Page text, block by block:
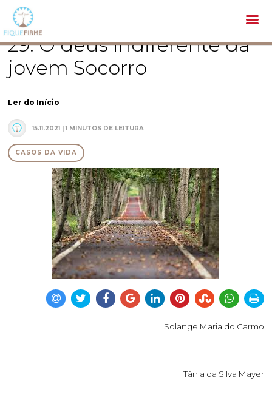
Pastoral /
29. O deus indiferente da
jovem Socorro
Ler do Início
15.11.2021 | 1 MINUTOS DE LEITURA
CASOS DA VIDA
Solange Maria do Carmo
Tânia da Silva Mayer